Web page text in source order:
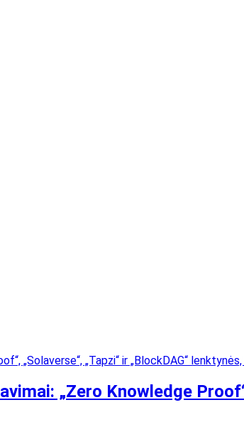
„Zero Knowledge